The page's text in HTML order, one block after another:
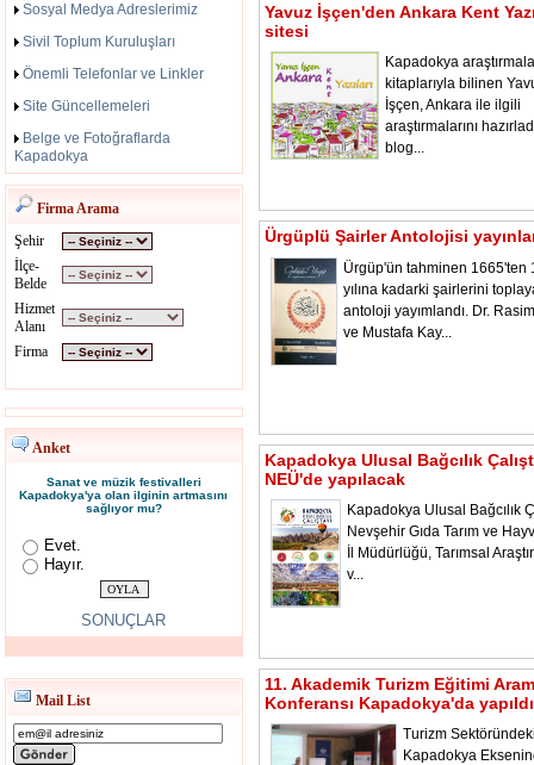
Sosyal Medya Adreslerimiz
Sivil Toplum Kuruluşları
Önemli Telefonlar ve Linkler
Site Güncellemeleri
Belge ve Fotoğraflarda
Kapadokya
Firma Arama
Şehir
İlçe-
Belde
Hizmet
Alanı
Firma
Anket
Sanat ve müzik festivalleri
Kapadokya'ya olan ilginin artmasını
sağlıyor mu?
Evet.
Hayır.
SONUÇLAR
Mail List
Yavuz İşçen'den Ankara Kent
sitesi
Kapadokya
kitaplarıyla bilinen
İşçen, Ankara ile ilgili
araştırmalarını
blog...
Ürgüplü Şairler Antolojisi
Ürgüp'ün tahminen 1665'ten
yılına kadarki şairlerini
antoloji yayımlandı. Dr.
ve Mustafa Kay...
Kapadokya Ulusal Bağcılık
NEÜ'de yapılacak
Kapadokya Ulusal Bağcılık
Nevşehir Gıda Tarım ve
İl Müdürlüğü, Tarımsal
v...
11. Akademik Turizm Eğitimi
Konferansı Kapadokya'da yapıldı
Turizm
Kapadokya